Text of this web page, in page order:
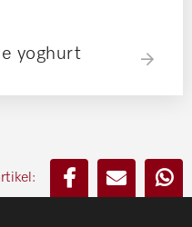
yoghurt